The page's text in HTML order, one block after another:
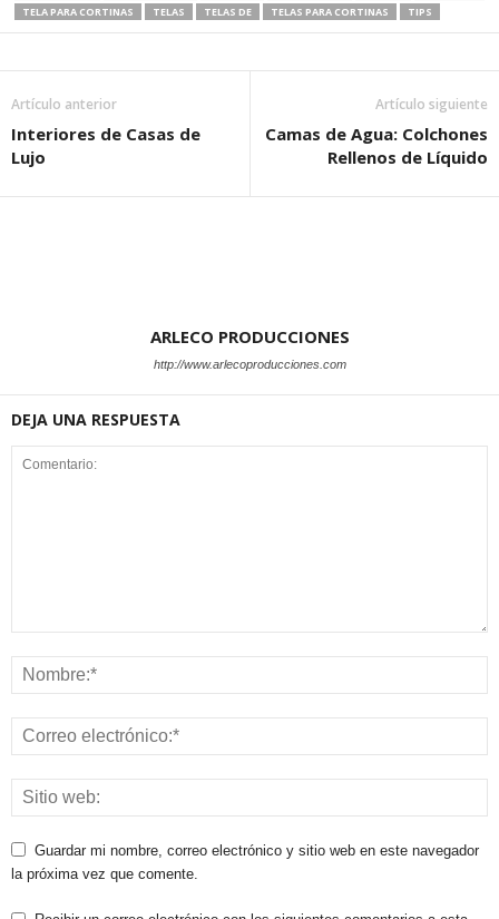
TELA PARA CORTINAS
TELAS TELAS DE TELAS PARA CORTINAS TIPS
Artículo anterior
Interiores de Casas de
Lujo
Artículo siguiente
Camas de Agua: Colchones
Rellenos de Líquido
ARLECO PRODUCCIONES
http://www.arlecoproducciones.com
DEJA UNA RESPUESTA
Guardar mi nombre, correo electrónico y sitio web en este navegador
la próxima vez que comente.